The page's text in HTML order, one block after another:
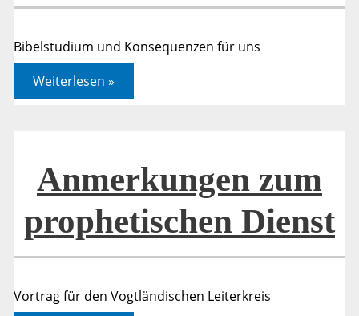
Bibelstudium und Konsequenzen für uns
Bileam
Weiterlesen »
Anmerkungen zum
prophetischen Dienst
Vortrag für den Vogtländischen Leiterkreis